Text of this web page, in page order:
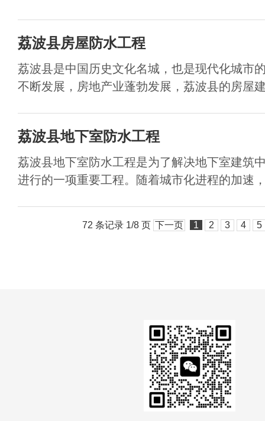
荔波县房屋防水工程
荔波县是中国历史文化名城，也是现代化城市
不断发展，房地产业蓬勃发展，荔波县的房屋
荔波县地下室防水工程
荔波县地下室防水工程是为了解决地下室建筑
进行的一项重要工程。随着城市化进程的加速
72 条记录 1/8 页 下一页 1 2 3 4 5